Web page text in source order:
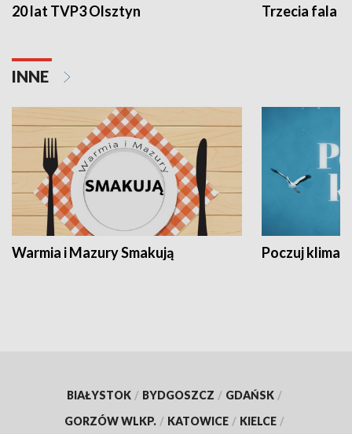
20 lat TVP3 Olsztyn Trzecia fala -
INNE
Warmia i Mazury Smakują Poczuj klimat
BIAŁYSTOK / BYDGOSZCZ / GDAŃSK /
GORZÓW WLKP. / KATOWICE / KIELCE /